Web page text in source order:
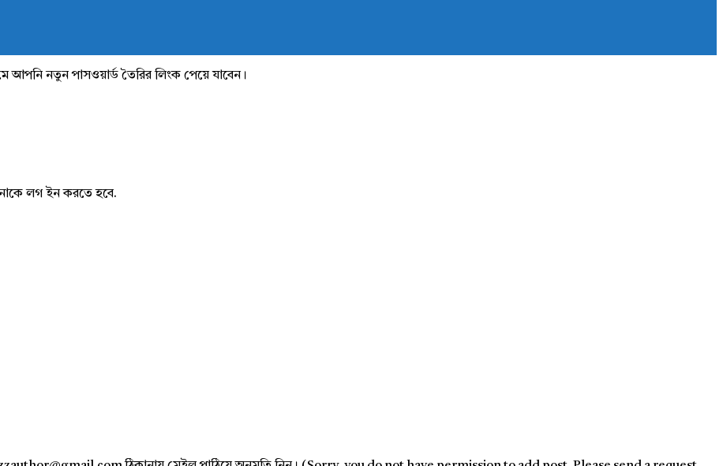
আপনি নতুন পাসওয়ার্ড তৈরির লিংক পেয়ে যাবেন।
লগ ইন করতে হবে.